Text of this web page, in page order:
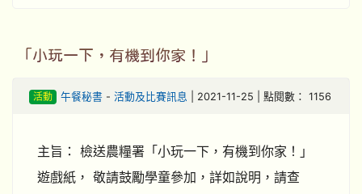
「小玩一下，有機到你家！」
活動 午餐秘書 - 活動及比賽訊息 | 2021-11-25 | 點閱數： 1156
主旨： 檢送農糧署「小玩一下，有機到你家！」
遊戲紙， 敬請鼓勵學童參加，詳如說明，請查